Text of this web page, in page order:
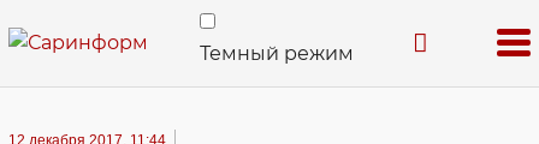
Темный режим
12 декабря 2017, 11:44